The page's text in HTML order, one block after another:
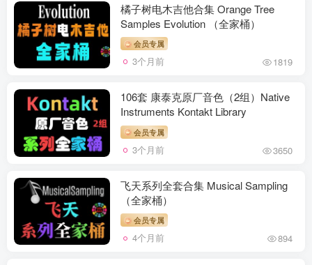
橘子树电木吉他合集 Orange Tree
Samples Evolution （全家桶）
会员专属
3个月前 1819
106套 康泰克原厂音色（2组）Native
Instruments Kontakt Library
会员专属
3个月前 3650
飞天系列全套合集 Musical Sampling
（全家桶）
会员专属
4个月前 894